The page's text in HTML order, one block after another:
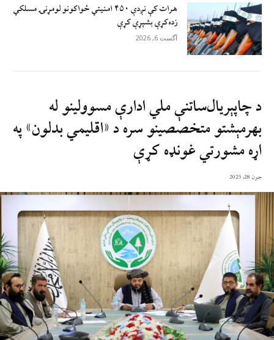
هرات کې نږدې ۴۵۰ امنيتي ځواکونو لومړنۍ مسلکي
زده‌کړې بشپړې کړې
آگست 6, 2026
د چاپېریال‌ساتنې ملي ادارې مسوولینو له
بهرمېشتو متخصصینو سره د «اقلیمي بدلون» په
اړه مشورتي غونډه کړې
جون 28, 2025